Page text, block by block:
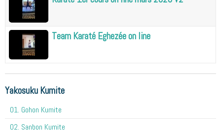
Team Karaté Eghezée on line
Yakosuku Kumite
01. Gohon Kumite
02. Sanbon Kumite